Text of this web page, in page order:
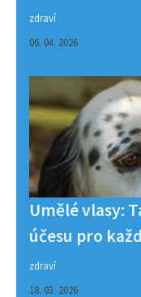
zdraví
06. 04. 2026
Umělé vlasy:
účesu pro
zdraví
18. 03. 2026